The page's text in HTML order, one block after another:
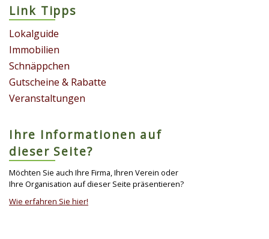
Link Tipps
Lokalguide
Immobilien
Schnäppchen
Gutscheine & Rabatte
Veranstaltungen
Ihre Informationen auf
dieser Seite?
Möchten Sie auch Ihre Firma, Ihren Verein oder
Ihre Organisation auf dieser Seite präsentieren?
Wie erfahren Sie hier!